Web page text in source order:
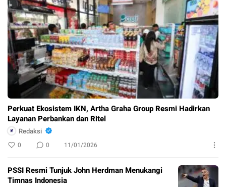
Perkuat Ekosistem IKN, Artha Graha Group Resmi Hadirkan
Layanan Perbankan dan Ritel
Redaksi
0 0 11/01/2026
PSSI Resmi Tunjuk John Herdman Menukangi
Timnas Indonesia